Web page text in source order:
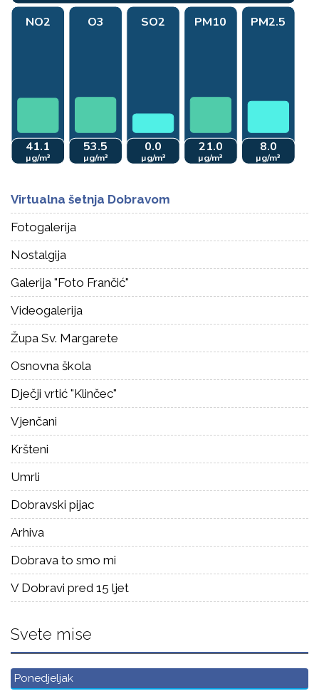
Virtualna šetnja Dobravom
Fotogalerija
Nostalgija
Galerija "Foto Frančić"
Videogalerija
Župa Sv. Margarete
Osnovna škola
Dječji vrtić "Klinčec"
Vjenčani
Kršteni
Umrli
Dobravski pijac
Arhiva
Dobrava to smo mi
V Dobravi pred 15 ljet
Svete mise
Ponedjeljak